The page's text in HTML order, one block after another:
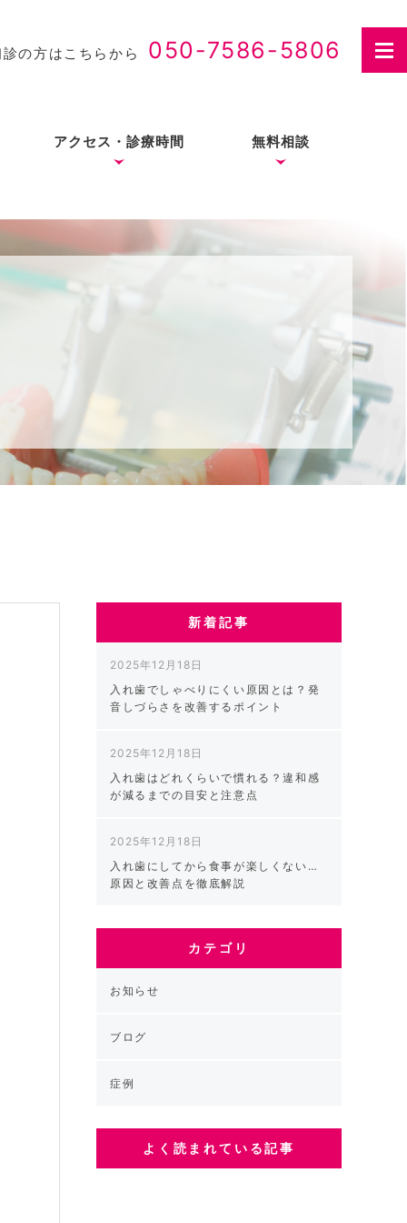
診の方はこちらから 050-7586-5806
アクセス・診療時間 無料相談
新着記事
2025年12月18日
入れ歯でしゃべりにくい原因とは？発
音しづらさを改善するポイント
2025年12月18日
入れ歯はどれくらいで慣れる？違和感
が減るまでの目安と注意点
2025年12月18日
入れ歯にしてから食事が楽しくない…
原因と改善点を徹底解説
カテゴリ
お知らせ
ブログ
症例
よく読まれている記事